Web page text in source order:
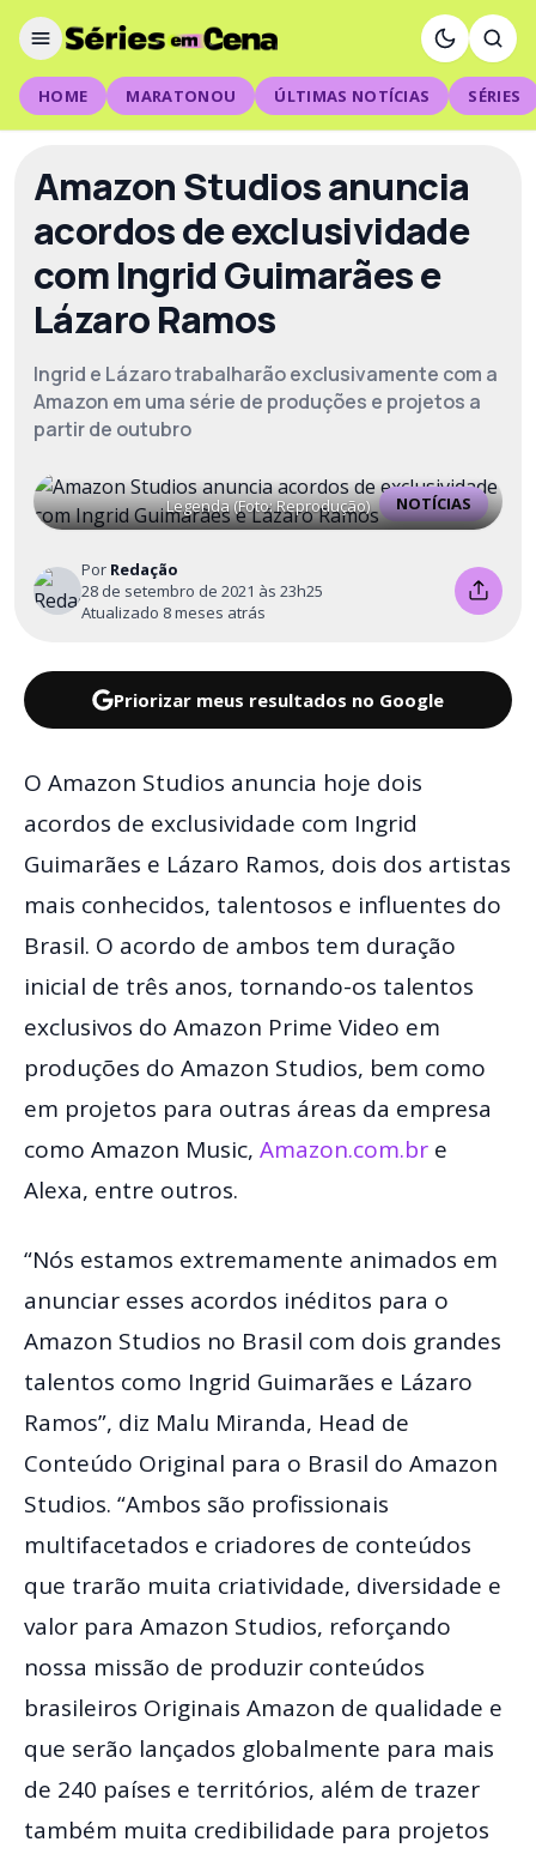
HOME MARATONOU ÚLTIMAS NOTÍCIAS SÉRIES
Amazon Studios anuncia
acordos de exclusividade
com Ingrid Guimarães e
Lázaro Ramos
Ingrid e Lázaro trabalharão exclusivamente com a
Amazon em uma série de produções e projetos a
partir de outubro
NOTÍCIAS
Legenda (Foto: Reprodução)
Por Redação
28 de setembro de 2021 às 23h25
Atualizado 8 meses atrás
Priorizar meus resultados no Google
O Amazon Studios anuncia hoje dois
acordos de exclusividade com Ingrid
Guimarães e Lázaro Ramos, dois dos artistas
mais conhecidos, talentosos e influentes do
Brasil. O acordo de ambos tem duração
inicial de três anos, tornando-os talentos
exclusivos do Amazon Prime Video em
produções do Amazon Studios, bem como
em projetos para outras áreas da empresa
como Amazon Music, Amazon.com.br e
Alexa, entre outros.
“Nós estamos extremamente animados em
anunciar esses acordos inéditos para o
Amazon Studios no Brasil com dois grandes
talentos como Ingrid Guimarães e Lázaro
Ramos”, diz Malu Miranda, Head de
Conteúdo Original para o Brasil do Amazon
Studios. “Ambos são profissionais
multifacetados e criadores de conteúdos
que trarão muita criatividade, diversidade e
valor para Amazon Studios, reforçando
nossa missão de produzir conteúdos
brasileiros Originais Amazon de qualidade e
que serão lançados globalmente para mais
de 240 países e territórios, além de trazer
também muita credibilidade para projetos